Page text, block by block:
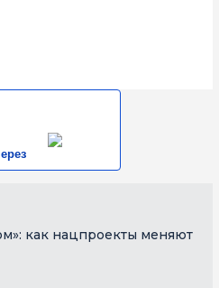
как нацпроекты меняют